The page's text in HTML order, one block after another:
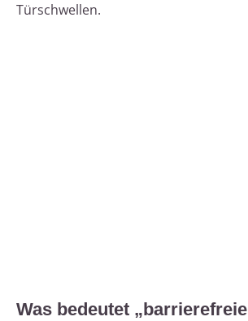
Türschwellen.
Was bedeutet „barrierefreie